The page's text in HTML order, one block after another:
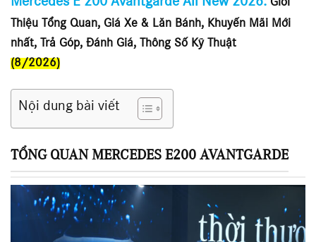
Giới
Thiệu Tổng Quan, Giá Xe & Lăn Bánh, Khuyến Mãi Mới
nhất, Trả Góp, Đánh Giá, Thông Số Kỹ Thuật
(8/2026)
Nội dung bài viết
TỔNG QUAN MERCEDES E200 AVANTGARDE